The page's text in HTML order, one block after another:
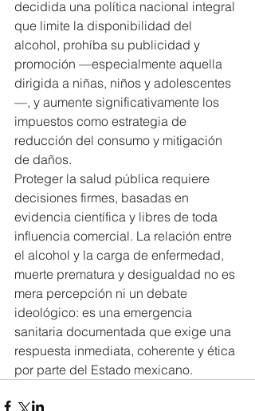
decidida una política nacional integral
que limite la disponibilidad del
alcohol, prohíba su publicidad y
promoción —especialmente aquella
dirigida a niñas, niños y adolescentes
—, y aumente significativamente los
impuestos como estrategia de
reducción del consumo y mitigación
de daños.
Proteger la salud pública requiere
decisiones firmes, basadas en
evidencia científica y libres de toda
influencia comercial. La relación entre
el alcohol y la carga de enfermedad,
muerte prematura y desigualdad no es
mera percepción ni un debate
ideológico: es una emergencia
sanitaria documentada que exige una
respuesta inmediata, coherente y ética
por parte del Estado mexicano.